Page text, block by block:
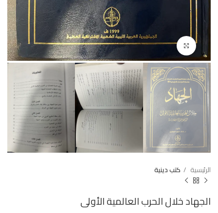
Click to enlarge
الرئيسية كتب دينية
الجهاد خلال الحرب العالمية الأولى